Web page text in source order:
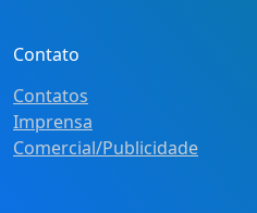
Contato
Contatos
Imprensa
Comercial/Publicidade